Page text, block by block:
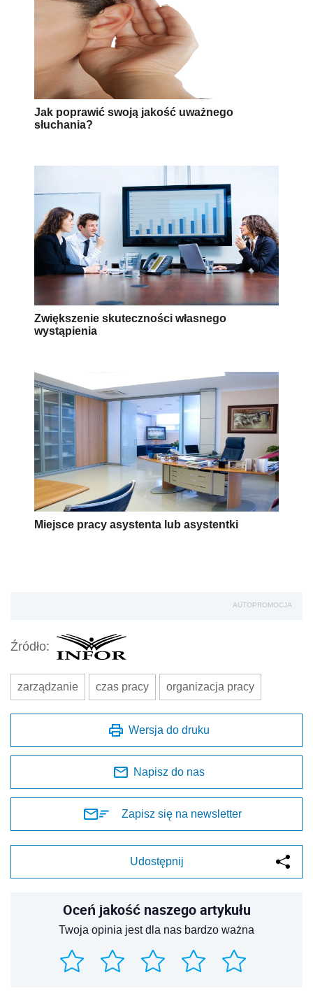
Jak poprawić swoją jakość uważnego
słuchania?
Zwiększenie skuteczności własnego
wystąpienia
Miejsce pracy asystenta lub asystentki
AUTOPROMOCJA
Źródło:
zarządzanie czas pracy organizacja pracy
Wersja do druku
Napisz do nas
Zapisz się na newsletter
Udostępnij
Oceń jakość naszego artykułu
Twoja opinia jest dla nas bardzo ważna